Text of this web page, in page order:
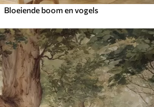
Bloeiende boom en vogels